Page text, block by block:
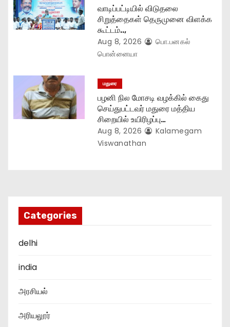
வாடிப்பட்டியில் விடுதலை
சிறுத்தைகள் தெருமுனை விளக்க
கூட்டம்..,
Aug 8, 2026
பொ.பனகல்
பொன்னையா
மதுரை
பழனி நில மோசடி வழக்கில் கைது
செய்துபட்டவர் மதுரை மத்திய
சிறையில் உயிரிழப்பு…
Aug 8, 2026
Kalamegam
Viswanathan
Categories
delhi
india
அரசியல்
அரியலூர்